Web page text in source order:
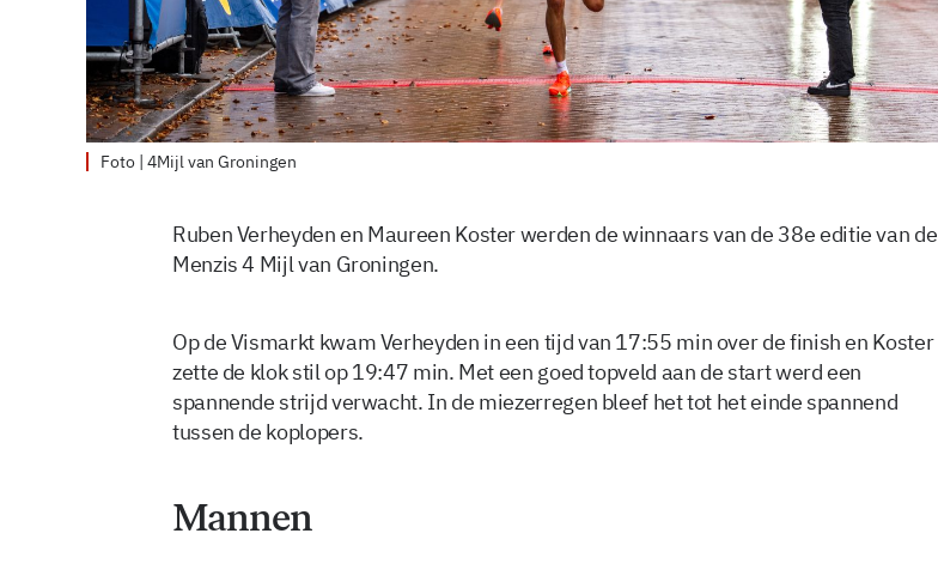
Foto | 4Mijl van Groningen
Ruben Verheyden en Maureen Koster werden de winnaars van de 38e editie van de
Menzis 4 Mijl van Groningen.
Op de Vismarkt kwam Verheyden in een tijd van 17:55 min over de finish en Koster
zette de klok stil op 19:47 min. Met een goed topveld aan de start werd een
spannende strijd verwacht. In de miezerregen bleef het tot het einde spannend
tussen de koplopers.
Mannen